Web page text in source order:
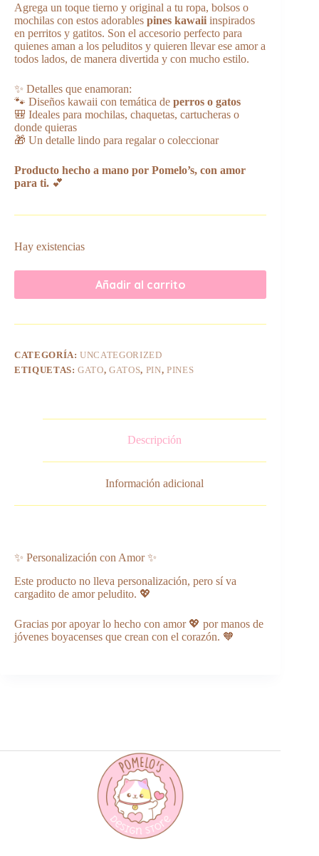
Agrega un toque tierno y original a tu ropa, bolsos o
mochilas con estos adorables pines kawaii inspirados
en perritos y gatitos. Son el accesorio perfecto para
quienes aman a los peluditos y quieren llevar ese amor a
todos lados, de manera divertida y con mucho estilo.
✨ Detalles que enamoran:
🐾 Diseños kawaii con temática de perros o gatos
🎒 Ideales para mochilas, chaquetas, cartucheras o
donde quieras
🎁 Un detalle lindo para regalar o coleccionar
Producto hecho a mano por Pomelo’s, con amor
para ti. 💕
Hay existencias
Añadir al carrito
CATEGORÍA:UNCATEGORIZED
ETIQUETAS:GATO,GATOS, PIN, PINES
Descripción
Información adicional
✨ Personalización con Amor ✨
Este producto no lleva personalización, pero sí va
cargadito de amor peludito. 💖
Gracias por apoyar lo hecho con amor 💖 por manos de
jóvenes boyacenses que crean con el corazón. 🧡